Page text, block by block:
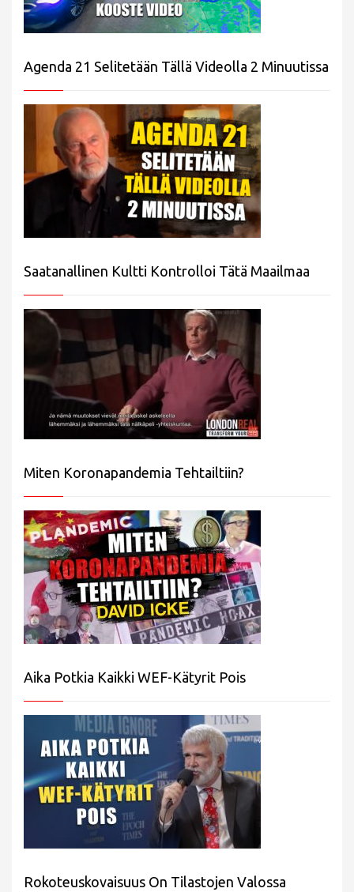
Agenda 21 Selitetään Tällä Videolla 2 Minuutissa
Saatanallinen Kultti Kontrolloi Tätä Maailmaa
Miten Koronapandemia Tehtailtiin?
Aika Potkia Kaikki WEF-Kätyrit Pois
Rokoteuskovaisuus On Tilastojen Valossa